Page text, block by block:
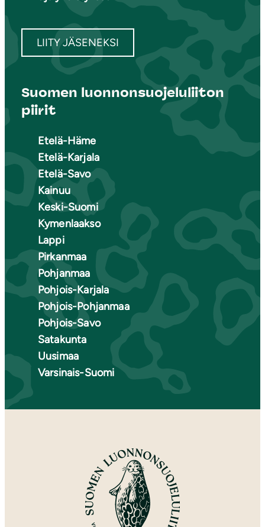
LIITY JÄSENEKSI
Suomen luonnonsuojeluliiton
piirit
Etelä-Häme
Etelä-Karjala
Etelä-Savo
Kainuu
Keski-Suomi
Kymenlaakso
Lappi
Pirkanmaa
Pohjanmaa
Pohjois-Karjala
Pohjois-Pohjanmaa
Pohjois-Savo
Satakunta
Uusimaa
Varsinais-Suomi